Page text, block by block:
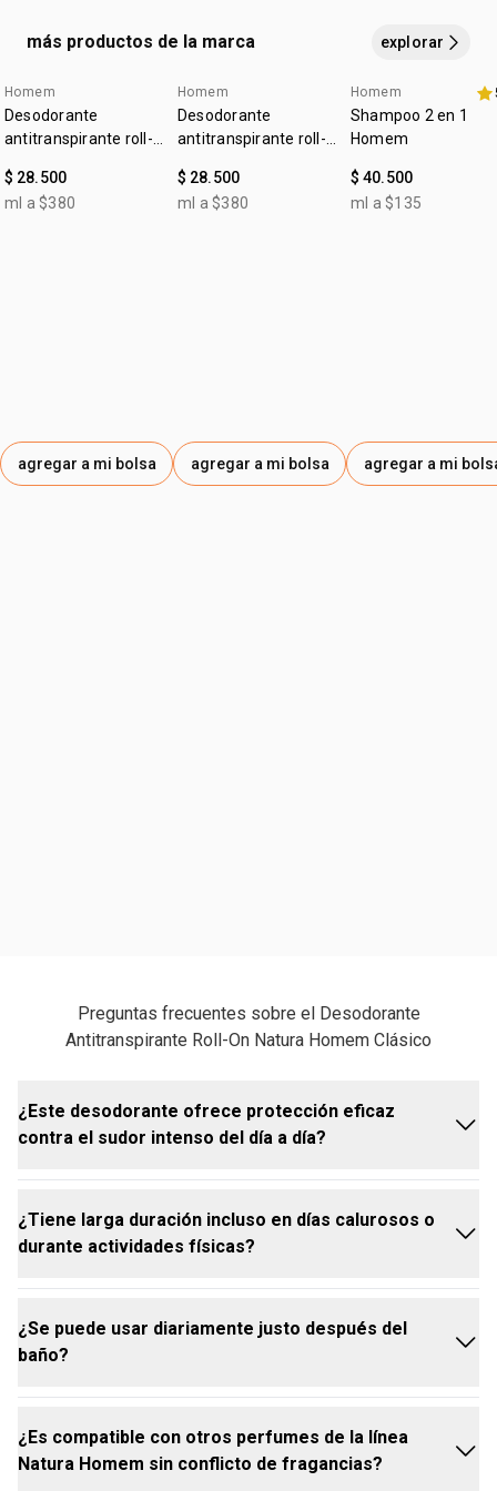
DISODIUM EDTA, TOCOPHERYL ACETATE, BENZYL
ALPHA-ISOMETHYL IONONE, LINALOOL, LIMONENE.
más productos de la marca explorar
4u al 40%
Homem
Desodorante
antitranspirante roll-
$ 28.500
ml a $380
agregar a mi bolsa
4u al 40%
Homem
Desodorante
antitranspirante roll-
perfume
$ 28.500
ml a $380
agregar a mi bolsa
Homem
Shampoo 2 en 1
Homem
$ 40.500
ml a $135
agregar a mi
Preguntas frecuentes sobre el Desodorante
Antitranspirante Roll-On Natura Homem Clásico
¿Este desodorante ofrece protección eficaz
contra el sudor intenso del día a día?
Sí. El desodorante Homem Natura Clásico cuenta
con tecnología dermotech, desarrollada para la piel
que cuide su piel sin comprometer su comodidad.
¿Tiene larga duración incluso en días calurosos o
durante actividades físicas?
Sí. El desodorante Homem Natura clásico fue
desarrollado para mantener la frescura y la
¿Se puede usar diariamente justo después del
baño?
Sí. Su fórmula suave es adecuada para el uso diario
y se puede aplicar justo después del baño,
¿Es compatible con otros perfumes de la línea
Natura Homem sin conflicto de fragancias?